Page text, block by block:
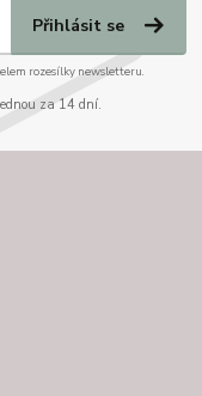
Přihlásit se
rozesílky newsletteru.
za 14 dní.